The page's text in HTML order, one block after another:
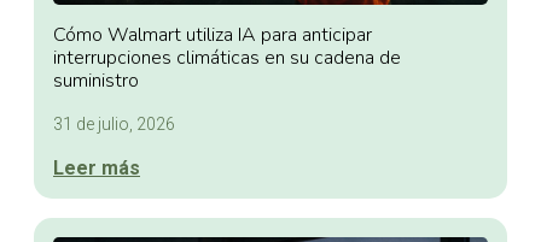
Cómo Walmart utiliza IA para anticipar
interrupciones climáticas en su cadena de
suministro
31 de julio, 2026
Leer más